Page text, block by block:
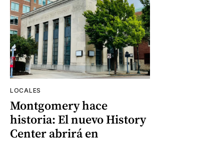
LOCALES
Montgomery hace
historia: El nuevo History
Center abrirá en